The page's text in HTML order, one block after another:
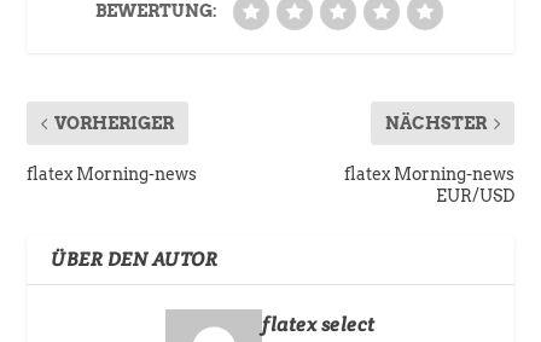
BEWERTUNG:
VORHERIGER
flatex Morning-news
NÄCHSTER
flatex Morning-news
EUR/USD
ÜBER DEN AUTOR
flatex select